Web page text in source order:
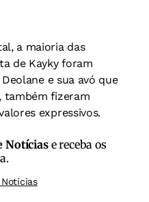
a maioria das
de Kayky foram
e sua avó que
também fizeram
expressivos.
Notíciase receba os
Noticias